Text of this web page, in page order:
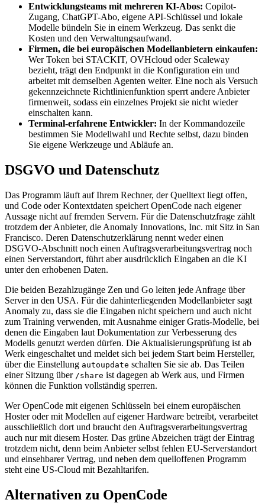
Entwicklungsteams mit mehreren KI-Abos: Copilot-
Zugang, ChatGPT-Abo, eigene API-Schlüssel und lokale
Modelle bündeln Sie in einem Werkzeug. Das senkt die
Kosten und den Verwaltungsaufwand.
Firmen, die bei europäischen Modellanbietern einkaufen:
Wer Token bei STACKIT, OVHcloud oder Scaleway
bezieht, trägt den Endpunkt in die Konfiguration ein und
arbeitet mit demselben Agenten weiter. Eine noch als Versuch
gekennzeichnete Richtlinienfunktion sperrt andere Anbieter
firmenweit, sodass ein einzelnes Projekt sie nicht wieder
einschalten kann.
Terminal-erfahrene Entwickler: In der Kommandozeile
bestimmen Sie Modellwahl und Rechte selbst, dazu binden
Sie eigene Werkzeuge und Abläufe an.
DSGVO und Datenschutz
Das Programm läuft auf Ihrem Rechner, der Quelltext liegt offen,
und Code oder Kontextdaten speichert OpenCode nach eigener
Aussage nicht auf fremden Servern. Für die Datenschutzfrage zählt
trotzdem der Anbieter, die Anomaly Innovations, Inc. mit Sitz in San
Francisco. Deren Datenschutzerklärung nennt weder einen
DSGVO-Abschnitt noch einen Auftragsverarbeitungsvertrag noch
einen Serverstandort, führt aber ausdrücklich Eingaben an die KI
unter den erhobenen Daten.
Die beiden Bezahlzugänge Zen und Go leiten jede Anfrage über
Server in den USA. Für die dahinterliegenden Modellanbieter sagt
Anomaly zu, dass sie die Eingaben nicht speichern und auch nicht
zum Training verwenden, mit Ausnahme einiger Gratis-Modelle, bei
denen die Eingaben laut Dokumentation zur Verbesserung des
Modells genutzt werden dürfen. Die Aktualisierungsprüfung ist ab
Werk eingeschaltet und meldet sich bei jedem Start beim Hersteller,
über die Einstellung autoupdate schalten Sie sie ab. Das Teilen
einer Sitzung über /share ist dagegen ab Werk aus, und Firmen
können die Funktion vollständig sperren.
Wer OpenCode mit eigenen Schlüsseln bei einem europäischen
Hoster oder mit Modellen auf eigener Hardware betreibt, verarbeitet
ausschließlich dort und braucht den Auftragsverarbeitungsvertrag
auch nur mit diesem Hoster. Das grüne Abzeichen trägt der Eintrag
trotzdem nicht, denn beim Anbieter selbst fehlen EU-Serverstandort
und einsehbarer Vertrag, und neben dem quelloffenen Programm
steht eine US-Cloud mit Bezahltarifen.
Alternativen zu OpenCode